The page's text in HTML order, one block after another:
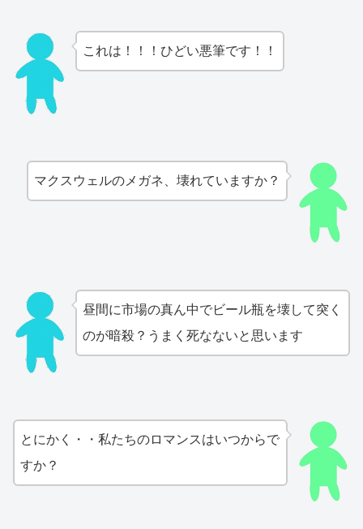
これは！！！ひどい悪筆です！！
マクスウェルのメガネ、壊れていますか？
昼間に市場の真ん中でビール瓶を壊して突く
のが暗殺？うまく死なないと思います
とにかく・・私たちのロマンスはいつからで
すか？